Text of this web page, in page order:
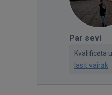
Par sevi
Kvalificēta
lasīt vairāk